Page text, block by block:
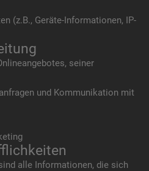
(z.B., Geräte-Informationen, IP-
seiner
und Kommunikation mit
alle Informationen, die sich